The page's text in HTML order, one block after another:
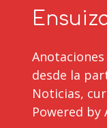
desde la
Noticias,
Powered by